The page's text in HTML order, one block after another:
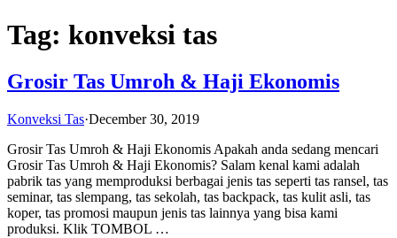
Tag: konveksi tas
Grosir Tas Umroh & Haji Ekonomis
Konveksi Tas·December 30, 2019
Grosir Tas Umroh & Haji Ekonomis Apakah anda sedang mencari
Grosir Tas Umroh & Haji Ekonomis? Salam kenal kami adalah
pabrik tas yang memproduksi berbagai jenis tas seperti tas ransel, tas
seminar, tas slempang, tas sekolah, tas backpack, tas kulit asli, tas
koper, tas promosi maupun jenis tas lainnya yang bisa kami
produksi. Klik TOMBOL …